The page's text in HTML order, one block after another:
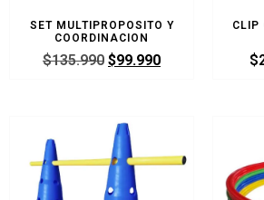
SET MULTIPROPOSITO Y
COORDINACION
$135.990 $99.990
CLIP
$